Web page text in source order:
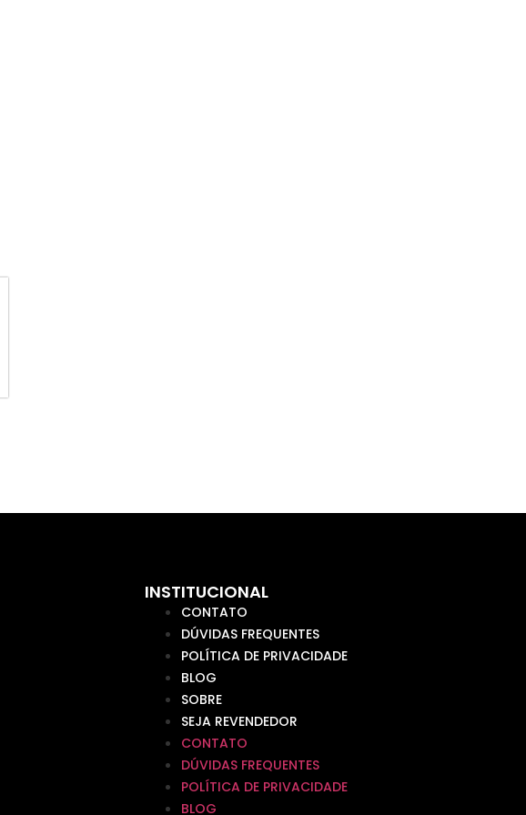
INSTITUCIONAL
CONTATO
DÚVIDAS FREQUENTES
POLÍTICA DE PRIVACIDADE
BLOG
SOBRE
SEJA REVENDEDOR
CONTATO
DÚVIDAS FREQUENTES
POLÍTICA DE PRIVACIDADE
BLOG